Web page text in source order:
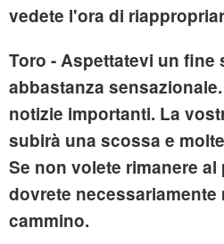
vedete l'ora di
Toro - Aspettatevi un fine
abbastanza
notizie importanti. La
subirà una scossa e
Se non volete rimanere
dovrete necessariamente
cammino.